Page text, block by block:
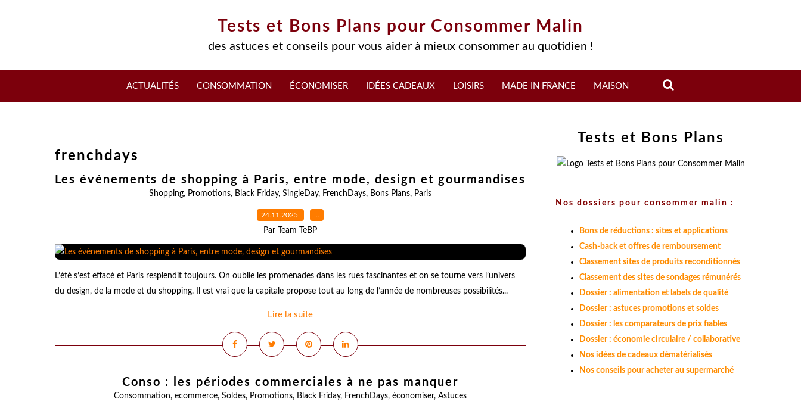
Tests et Bons Plans pour Consommer Malin
des astuces et conseils pour vous aider à mieux consommer au quotidien !
ACTUALITÉS CONSOMMATION ÉCONOMISER IDÉES CADEAUX LOISIRS MADE IN FRANCE MAISON
frenchdays
Les événements de shopping à Paris, entre mode, design et gourmandises
Shopping, Promotions, Black Friday, SingleDay, FrenchDays, Bons Plans, Paris
24.11.2025 …
Par Team TeBP
L’été s’est effacé et Paris resplendit toujours. On oublie les promenades dans les rues fascinantes et on se tourne vers l’univers
du design, de la mode et du shopping. Il est vrai que la capitale propose tout au long de l’année de nombreuses possibilités...
Lire la suite
Conso : les périodes commerciales à ne pas manquer
Consommation, ecommerce, Soldes, Promotions, Black Friday, FrenchDays, économiser, Astuces
Tests et Bons Plans
Nos dossiers pour consommer malin :
Bons de réductions : sites et applications
Cash-back et offres de remboursement
Classement sites de produits reconditionnés
Classement des sites de sondages rémunérés
Dossier : alimentation et labels de qualité
Dossier : astuces promotions et soldes
Dossier : les comparateurs de prix fiables
Dossier : économie circulaire / collaborative
Nos idées de cadeaux dématérialisés
Nos conseils pour acheter au supermarché